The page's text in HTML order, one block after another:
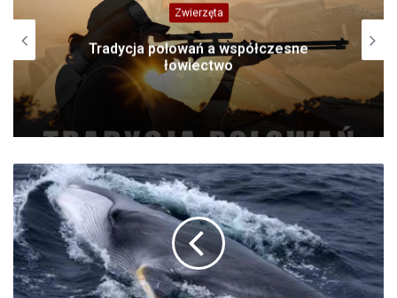
Zwierzęta
Tradycja polowań a współczesne
łowiectwo